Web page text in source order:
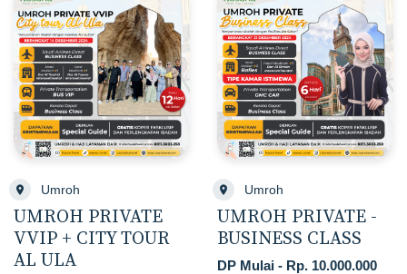
Umroh
UMROH PRIVATE
VVIP + CITY TOUR
AL ULA
Umroh
UMROH PRIVATE -
BUSINESS CLASS
DP Mulai - Rp. 10.000.000